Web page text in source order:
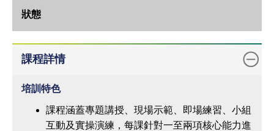
地
教
語
課程詳情
培訓特色
課程涵蓋專題講授、現場示範、即場練習、小組
互動及實操演練，每課針對一至兩項核心能力進